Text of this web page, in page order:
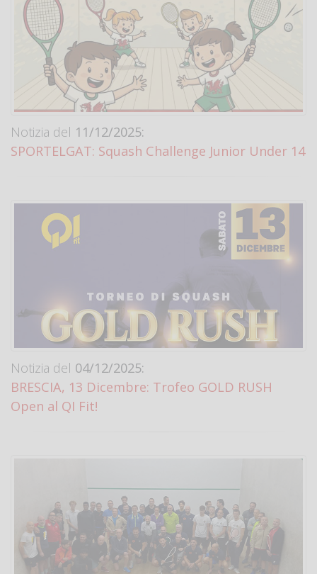
Notizia del 11/12/2025:
SPORTELGAT: Squash Challenge Junior Under 14
Notizia del 04/12/2025:
BRESCIA, 13 Dicembre: Trofeo GOLD RUSH
Open al QI Fit!